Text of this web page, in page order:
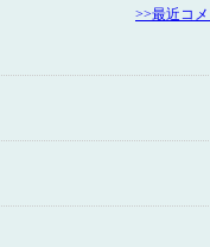
>>最近コ